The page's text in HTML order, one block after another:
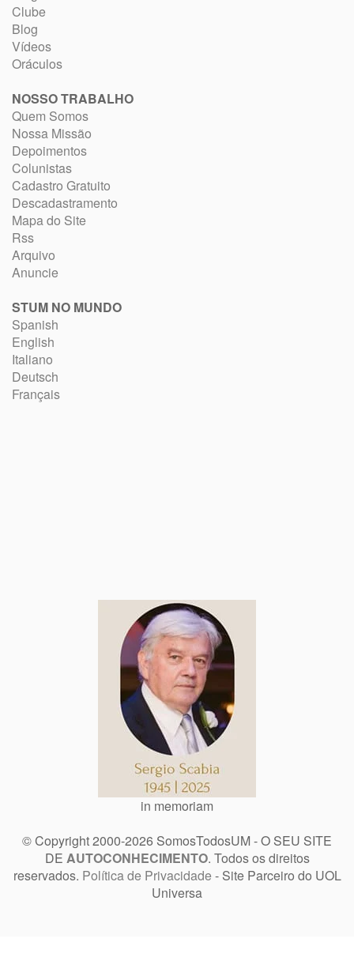
Clube
Blog
Vídeos
Oráculos
NOSSO TRABALHO
Quem Somos
Nossa Missão
Depoimentos
Colunistas
Cadastro Gratuito
Descadastramento
Mapa do Site
Rss
Arquivo
Anuncie
STUM NO MUNDO
Spanish
English
Italiano
Deutsch
Français
in memoriam
© Copyright 2000-2026 SomosTodosUM - O SEU SITE
DE AUTOCONHECIMENTO. Todos os direitos
reservados. Política de Privacidade - Site Parceiro do UOL
Universa